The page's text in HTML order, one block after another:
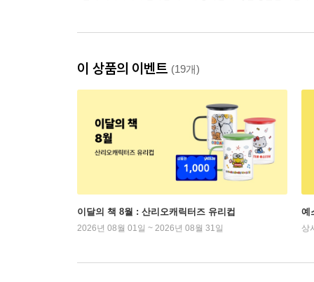
이 상품의 이벤트 (19개)
이달의 책 8월 : 산리오캐릭터즈 유리컵
2026년 08월 01일 ~ 2026년 08월 31일
예
상